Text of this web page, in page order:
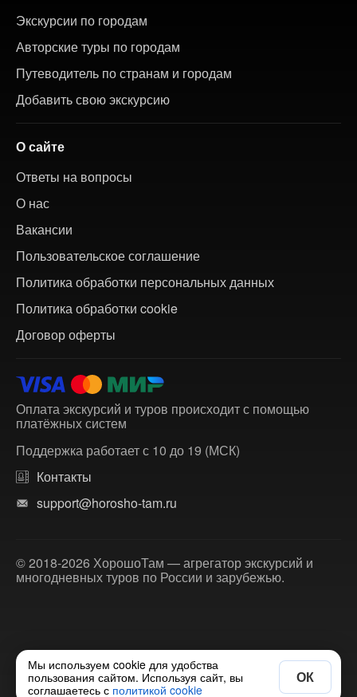
Экскурсии по городам
Авторские туры по городам
Путеводитель по странам и городам
Добавить свою экскурсию
О сайте
Ответы на вопросы
О нас
Вакансии
Пользовательское соглашение
Политика обработки персональных данных
Политика обработки cookie
Договор оферты
Оплата экскурсий и туров происходит с помощью
платёжных систем
Поддержка работает с 10 до 19 (МСК)
Контакты
support@horosho-tam.ru
© 2018-2026 ХорошоТам — агрегатор экскурсий и
многодневных туров по России и зарубежью.
Мы используем cookie для удобства
пользования сайтом. Используя сайт, вы
соглашаетесь с политикой cookie
ОК